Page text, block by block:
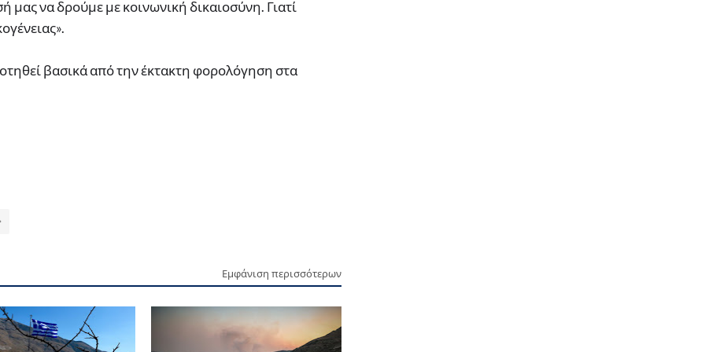
να δρούμε με κοινωνική δικαιοσύνη. Γιατί
βασικά από την έκτακτη φορολόγηση στα
Εμφάνιση περισσότερων